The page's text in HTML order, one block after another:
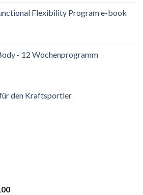
Flexibility Program e-book
- 12 Wochenprogramm
den Kraftsportler